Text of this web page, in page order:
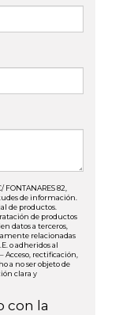
FONTANARES 82,
de información.
de productos.
de productos
datos a terceros,
relacionadas
o adheridos al
Acceso, rectificación,
a no ser objeto de
clara y
con la